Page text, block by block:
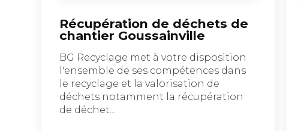
Récupération de déchets de
chantier Goussainville
BG Recyclage met à votre disposition
l'ensemble de ses compétences dans
le recyclage et la valorisation de
déchets notamment la récupération
de déchet...